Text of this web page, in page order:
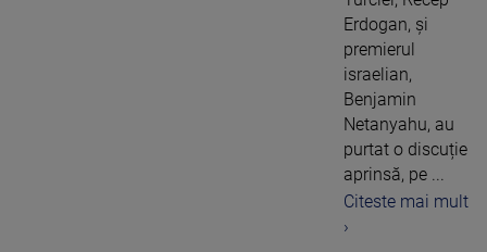
Erdogan, și
premierul
israelian,
Benjamin
Netanyahu, au
purtat o discuție
aprinsă, pe ...
Citeste mai mult
›